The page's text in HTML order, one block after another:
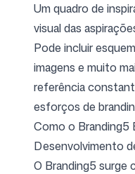
Um quadro de
visual das
Pode incluir
imagens e muito
referência
esforços de
Como o Branding5
Desenvolvimento
O Branding5 surge